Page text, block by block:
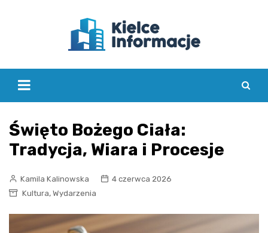
Święto Bożego Ciała:
Tradycja, Wiara i Procesje
Kamila Kalinowska
4 czerwca 2026
Kultura, Wydarzenia